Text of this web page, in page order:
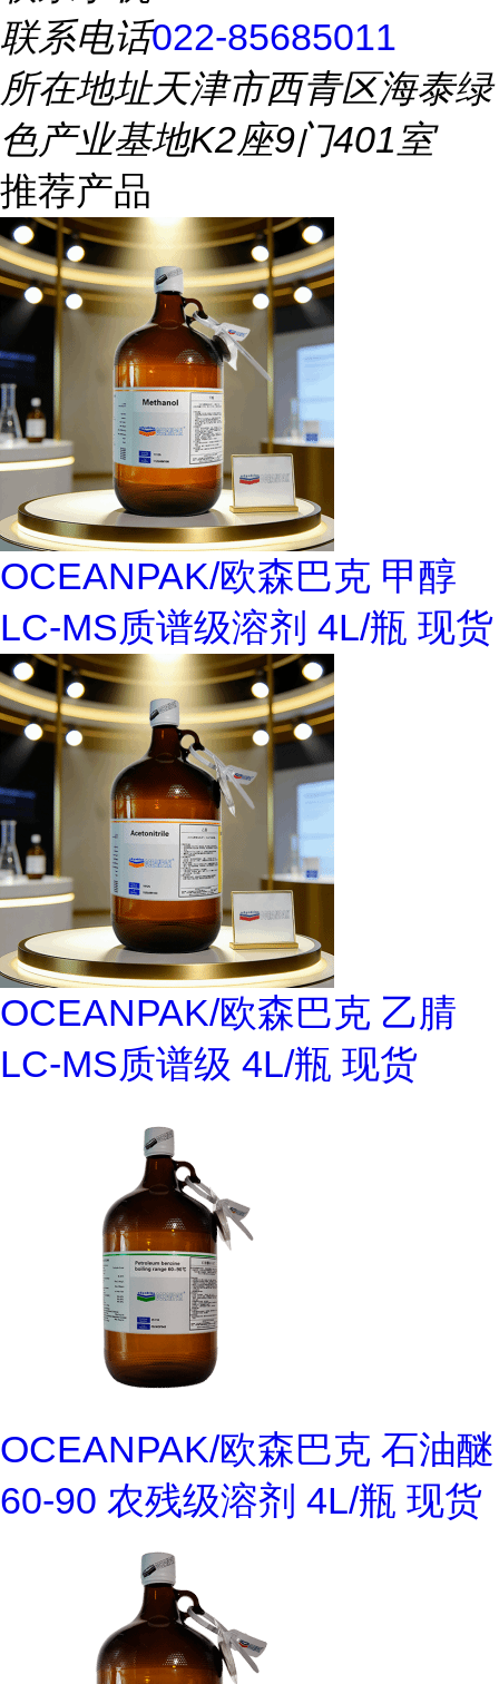
联系电话022-85685011
所在地址天津市西青区海泰绿
色产业基地K2座9门401室
推荐产品
OCEANPAK/欧森巴克 甲醇
LC-MS质谱级溶剂 4L/瓶 现货
OCEANPAK/欧森巴克 乙腈
LC-MS质谱级 4L/瓶 现货
OCEANPAK/欧森巴克 石油醚
60-90 农残级溶剂 4L/瓶 现货